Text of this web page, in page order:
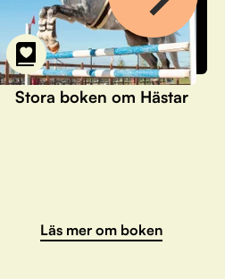
Stora boken om Hästar
Läs mer om boken